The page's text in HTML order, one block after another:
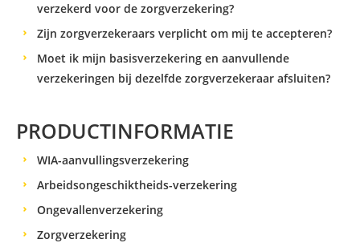
verzekerd voor de zorgverzekering?
Zijn zorgverzekeraars verplicht om mij te accepteren?
Moet ik mijn basisverzekering en aanvullende
verzekeringen bij dezelfde zorgverzekeraar afsluiten?
PRODUCTINFORMATIE
WIA-aanvullingsverzekering
Arbeidsongeschiktheids-verzekering
Ongevallenverzekering
Zorgverzekering